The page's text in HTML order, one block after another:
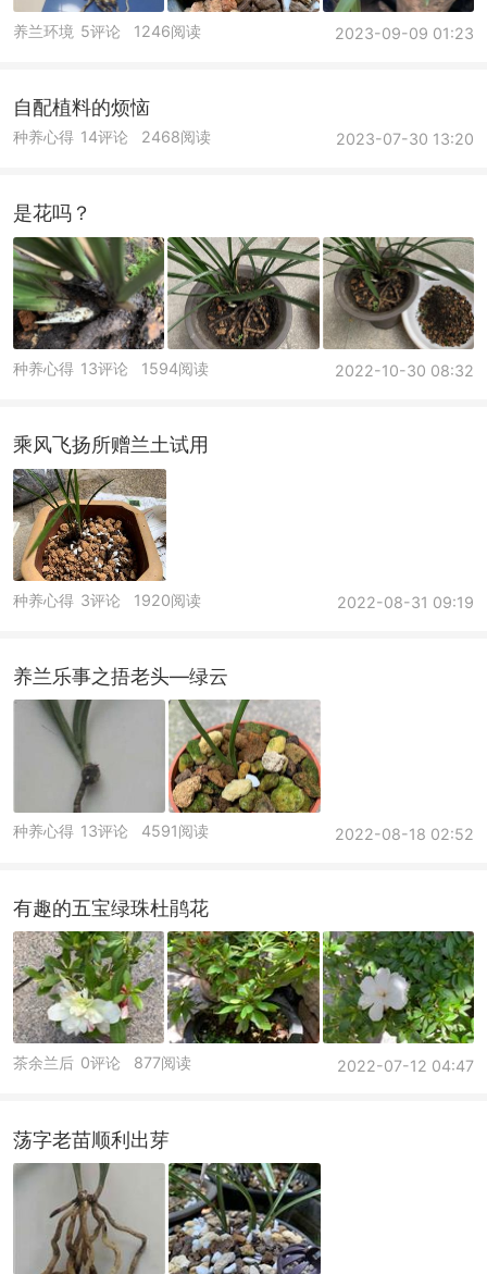
养兰环境 2023-09-09 01:23
5评论 1246阅读
自配植料的烦恼
种养心得 2023-07-30 13:20
14评论 2468阅读
是花吗？
种养心得 2022-10-30 08:32
13评论 1594阅读
乘风飞扬所赠兰土试用
种养心得 2022-08-31 09:19
3评论 1920阅读
养兰乐事之捂老头—绿云
种养心得 2022-08-18 02:52
13评论 4591阅读
有趣的五宝绿珠杜鹃花
茶余兰后 2022-07-12 04:47
0评论 877阅读
荡字老苗顺利出芽